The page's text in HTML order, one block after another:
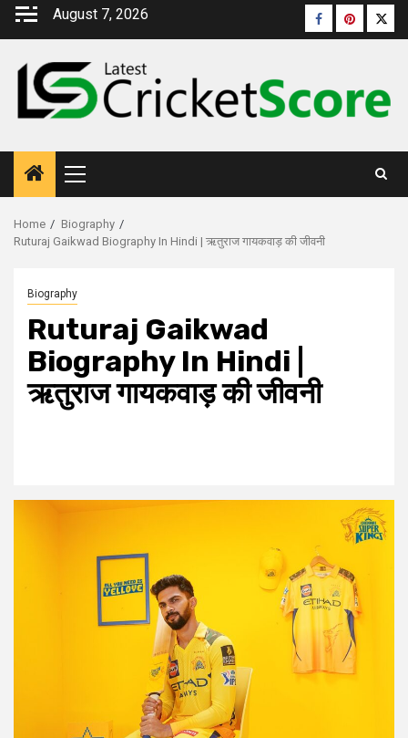
August 7, 2026
Home
Biography
Ruturaj Gaikwad Biography In Hindi | ऋतुराज गायकवाड़ की जीवनी
Biography
Ruturaj Gaikwad
Biography In Hindi |
ऋतुराज गायकवाड़ की जीवनी